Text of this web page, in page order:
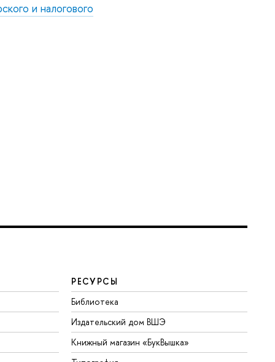
и налогового
РЕСУРСЫ
Библиотека
Издательский дом ВШЭ
Книжный магазин «БукВышка»